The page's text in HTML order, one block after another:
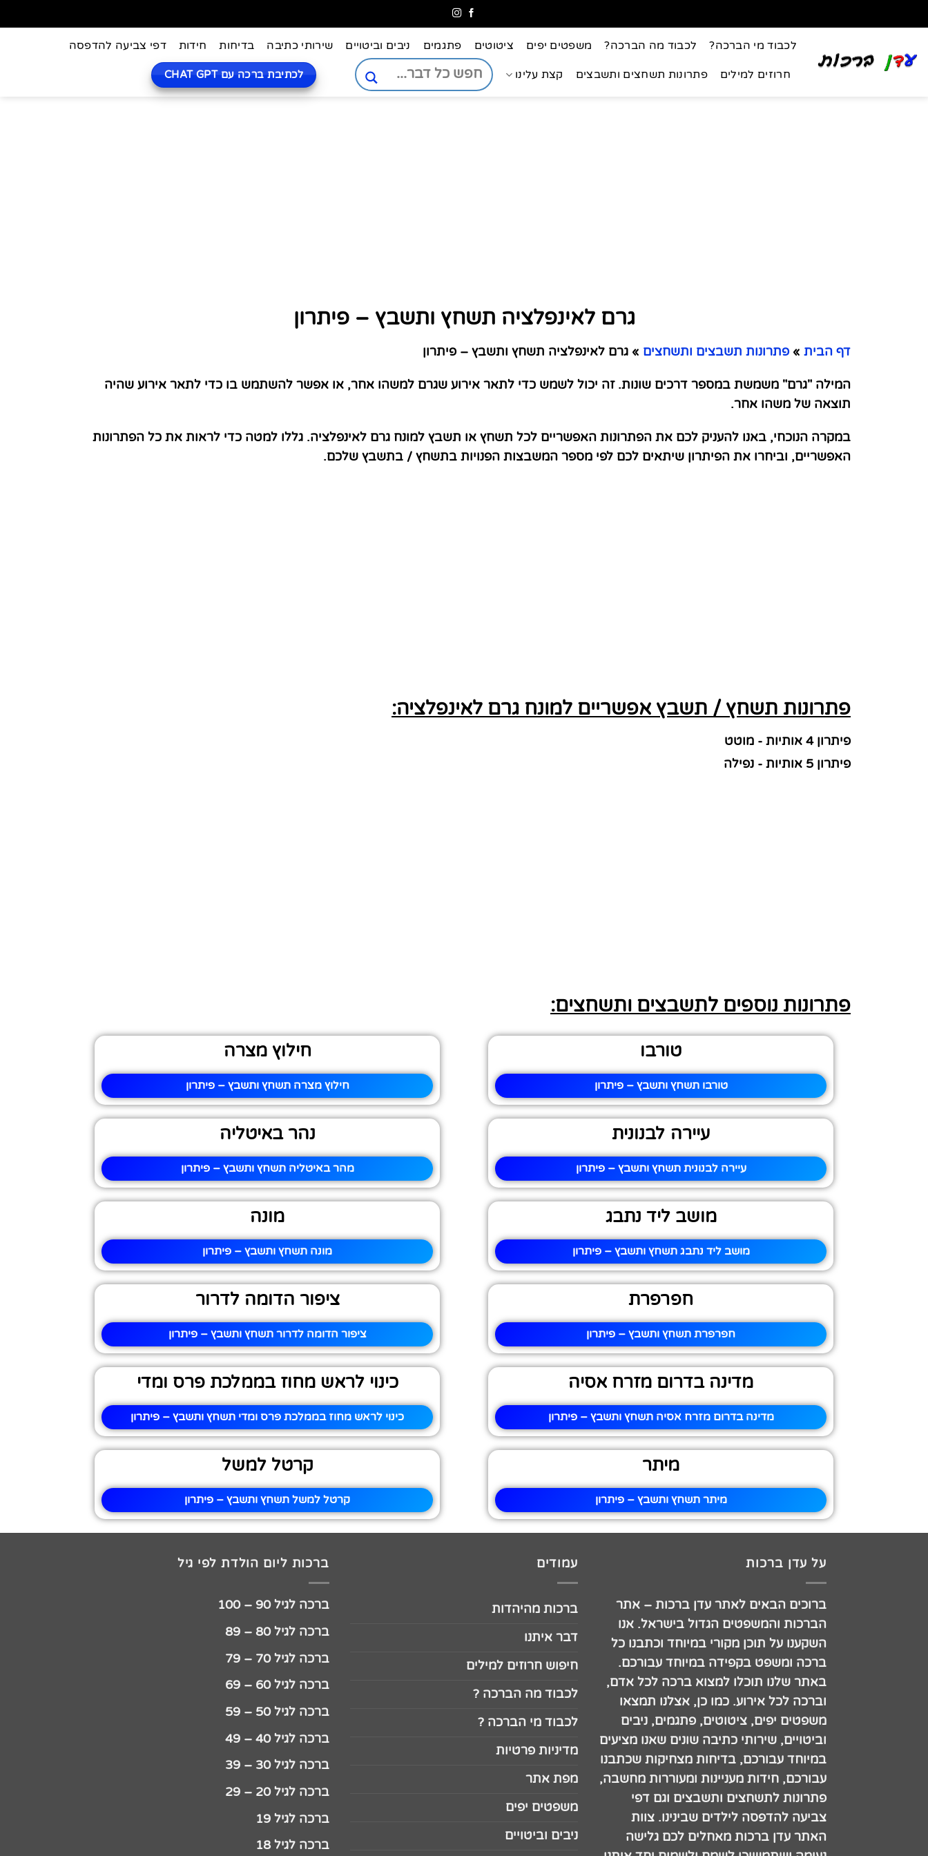
לכבוד מי הברכה? לכבוד מה הברכה? משפטים יפים ציטוטים פתגמים ניבים וביטויים שירותי כתיבה בדיחות חידות דפי צביעה להדפסה
חרוזים למילים פתרונות תשחצים ותשבצים קצת עלינו לכתיבת ברכה עם CHAT GPT
גרם לאינפלציה תשחץ ותשבץ – פיתרון
דף הבית » פתרונות תשבצים ותשחצים » גרם לאינפלציה תשחץ ותשבץ – פיתרון
המילה "גרם" משמשת במספר דרכים שונות. זה יכול לשמש כדי לתאר אירוע שגרם למשהו אחר, או אפשר להשתמש בו כדי לתאר אירוע שהיה
תוצאה של משהו אחר.
במקרה הנוכחי, באנו להעניק לכם את הפתרונות האפשריים לכל תשחץ או תשבץ למונח גרם לאינפלציה. גללו למטה כדי לראות את כל הפתרונות
האפשריים, וביחרו את הפיתרון שיתאים לכם לפי מספר המשבצות הפנויות בתשחץ / בתשבץ שלכם.
פתרונות תשחץ / תשבץ אפשריים למונח גרם לאינפלציה:
פיתרון 4 אותיות - מוטט
פיתרון 5 אותיות - נפילה
פתרונות נוספים לתשבצים ותשחצים:
טורבו
טורבו תשחץ ותשבץ – פיתרון
חילוץ מצרה
חילוץ מצרה תשחץ ותשבץ – פיתרון
עיירה לבנונית
עיירה לבנונית תשחץ ותשבץ – פיתרון
נהר באיטליה
מהר באיטליה תשחץ ותשבץ – פיתרון
מושב ליד נתבג
מושב ליד נתבג תשחץ ותשבץ – פיתרון
מונה
מונה תשחץ ותשבץ – פיתרון
חפרפרת
חפרפרת תשחץ ותשבץ – פיתרון
ציפור הדומה לדרור
ציפור הדומה לדרור תשחץ ותשבץ – פיתרון
מדינה בדרום מזרח אסיה
מדינה בדרום מזרח אסיה תשחץ ותשבץ – פיתרון
כינוי לראש מחוז בממלכת פרס ומדי
כינוי לראש מחוז בממלכת פרס ומדי תשחץ ותשבץ – פיתרון
מיתר
מיתר תשחץ ותשבץ – פיתרון
קרטל למשל
קרטל למשל תשחץ ותשבץ – פיתרון
על עדן ברכות
ברוכים הבאים לאתר עדן ברכות – אתר
הברכות והמשפטים הגדול בישראל. אנו
השקענו על תוכן מקורי במיוחד וכתבנו כל
ברכה ומשפט בקפידה במיוחד עבורכם.
באתר שלנו תוכלו למצוא ברכה לכל אדם,
וברכה לכל אירוע. כמו כן, אצלנו תמצאו
משפטים יפים, ציטוטים, פתגמים, ניבים
וביטויים, שירותי כתיבה שונים שאנו מציעים
במיוחד עבורכם, בדיחות מצחיקות שכתבנו
עבורכם, חידות מעניינות ומעוררות מחשבה,
פתרונות לתשחצים ותשבצים וגם דפי
צביעה להדפסה לילדים שבינינו. צוות
האתר עדן ברכות מאחלים לכם גלישה
עמודים
ברכות מהיהדות
דבר איתנו
חיפוש חרוזים למילים
לכבוד מה הברכה ?
לכבוד מי הברכה ?
מדיניות פרטיות
מפת אתר
משפטים יפים
ניבים וביטויים
ברכות ליום הולדת לפי גיל
ברכה לגיל 90 – 100
ברכה לגיל 80 – 89
ברכה לגיל 70 – 79
ברכה לגיל 60 – 69
ברכה לגיל 50 – 59
ברכה לגיל 40 – 49
ברכה לגיל 30 – 39
ברכה לגיל 20 – 29
ברכה לגיל 19
ברכה לגיל 18